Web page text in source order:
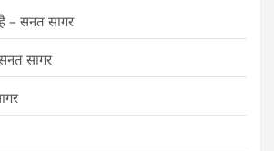
– सनत सागर
सागर